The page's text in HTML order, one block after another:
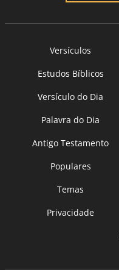
Versículos
Estudos Bíblicos
Versículo do Dia
Palavra do Dia
Antigo Testamento
Populares
Temas
Privacidade